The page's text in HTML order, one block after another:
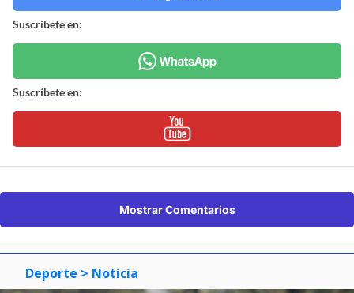
Suscríbete en:
Suscríbete en:
Mostrar Comentarios
Deporte > Noticia